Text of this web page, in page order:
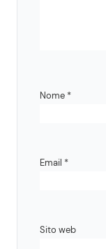
Nome *
Email *
Sito web